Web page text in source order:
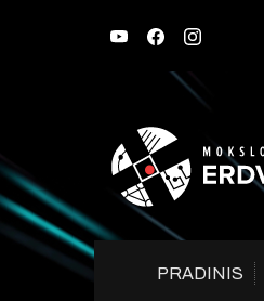
PRADINIS